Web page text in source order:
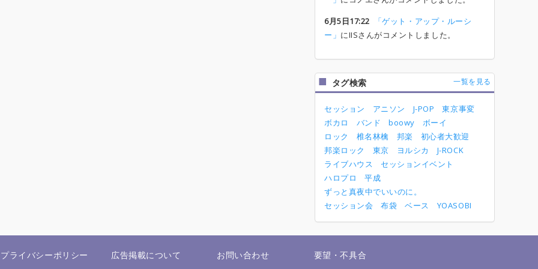
6月5日17:22
「ゲット・アップ・ルーシ
ー」 にIISさんがコメントしました。
タグ検索 一覧を見る
セッション アニソン J-POP
東京事変
ボカロ
バンド boowy
ボーイ
ロック
椎名林檎 邦楽
初心者大歓迎
邦楽ロック
東京 ヨルシカ
J-ROCK
ライブハウス
セッションイベント
ハロプロ
平成
ずっと真夜中でいいのに。
セッション会
布袋 ベース YOASOBI
プライバシーポリシー 広告掲載について お問い合わせ 要望・不具合